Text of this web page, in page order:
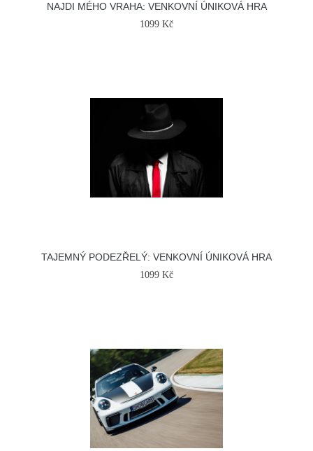
NAJDI MÉHO VRAHA: VENKOVNÍ ÚNIKOVÁ HRA
1099 Kč
TAJEMNÝ PODEZŘELÝ: VENKOVNÍ ÚNIKOVÁ HRA
1099 Kč